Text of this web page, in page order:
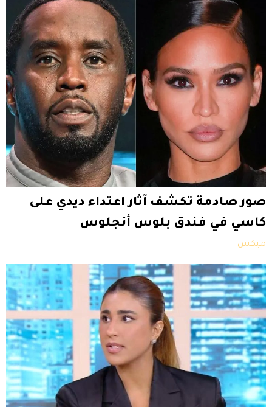
صور صادمة تكشف آثار اعتداء ديدي على
كاسي في فندق بلوس أنجلوس
ميكس